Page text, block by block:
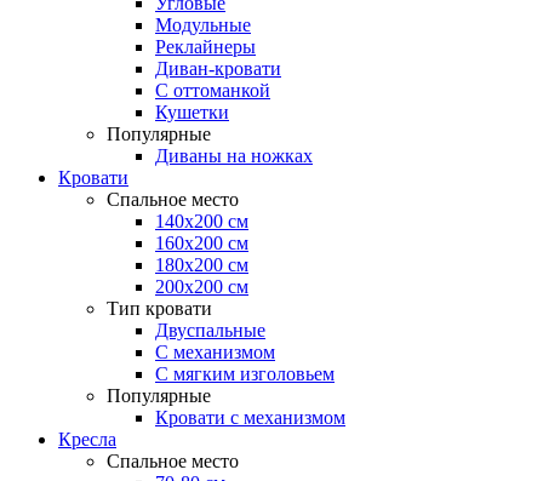
Модульные
Реклайнеры
Диван-кровати
С оттоманкой
Кушетки
Популярные
Диваны на ножках
Кровати
Спальное место
140х200 см
160х200 см
180х200 см
200х200 см
Тип кровати
Двуспальные
С механизмом
С мягким изголовьем
Популярные
Кровати с механизмом
Кресла
Спальное место